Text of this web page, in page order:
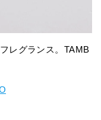
レグランス。TAMB